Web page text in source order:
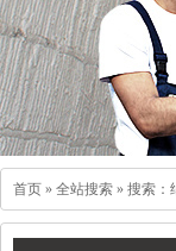
首页 » 全站搜索 » 搜索：